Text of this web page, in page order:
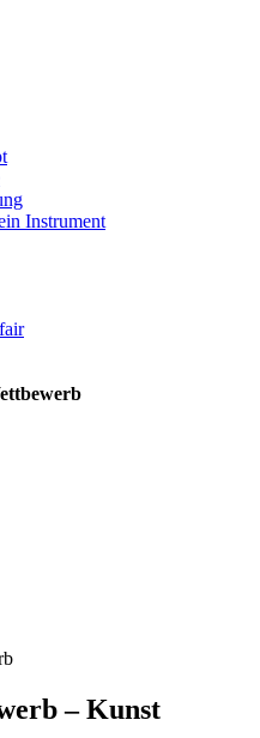
Instrument
– Kunst